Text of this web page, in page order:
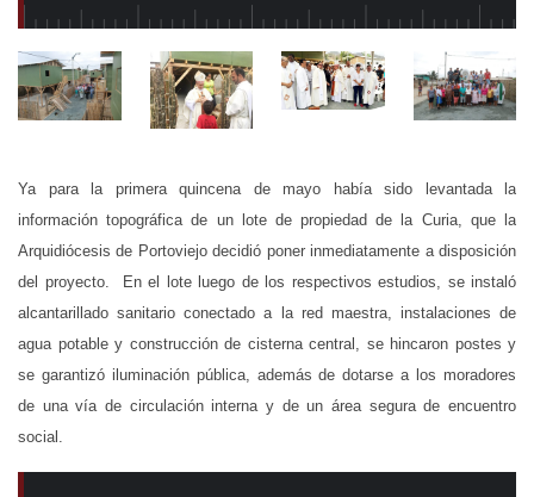
Ya para la primera quincena de mayo había sido levantada la
información topográfica de un lote de propiedad de la Curia, que la
Arquidiócesis de Portoviejo decidió poner inmediatamente a disposición
del proyecto. En el lote luego de los respectivos estudios, se instaló
alcantarillado sanitario conectado a la red maestra, instalaciones de
agua potable y construcción de cisterna central, se hincaron postes y
se garantizó iluminación pública, además de dotarse a los moradores
de una vía de circulación interna y de un área segura de encuentro
social.